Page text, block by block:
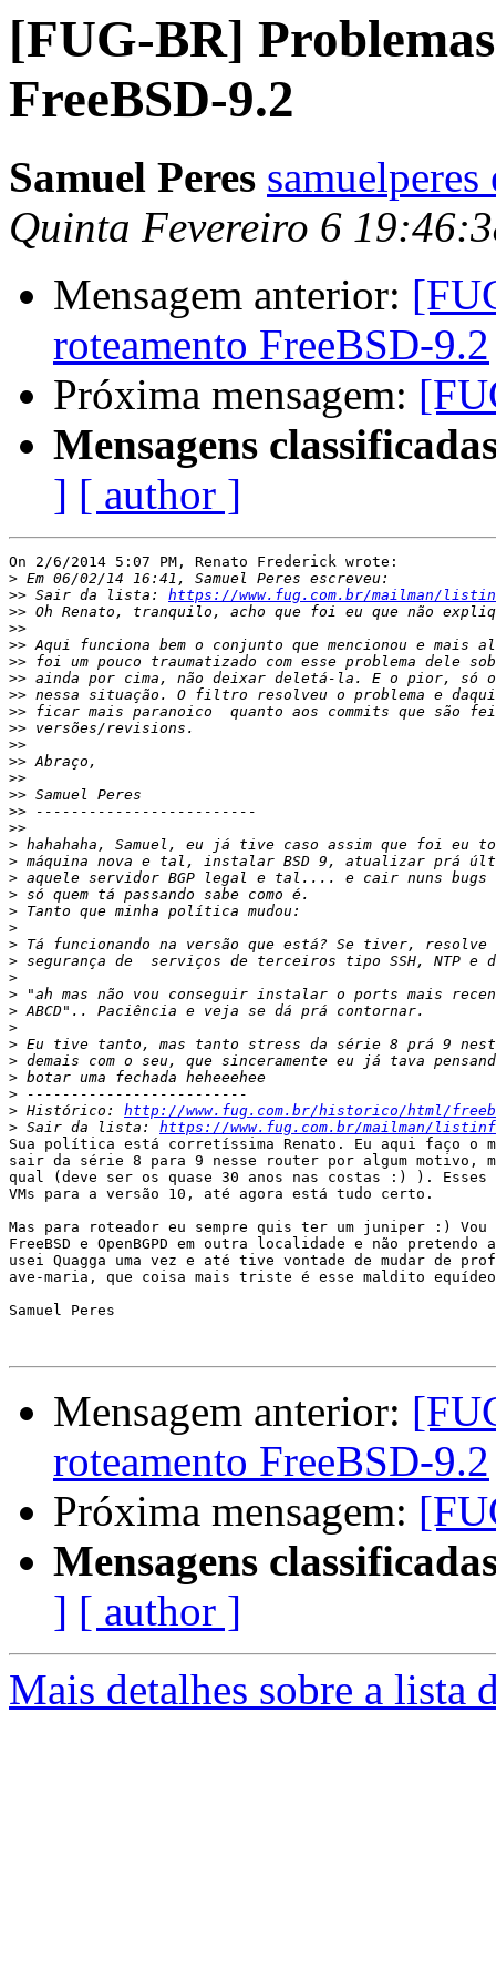
[FUG-BR]
FreeBSD-9.2
Samuel Peres
Quinta Fevereiro 6
Mensagem anterior:
roteamento FreeBSD-9.2
Próxima mensagem:
Mensagens
] [ author ]
On 2/6/2014 5:07 PM, Renato Frederick wrote:
>
>> Sair da lista: https://www.fug.com.br/mailman/
>>
>>
>>
>>
>>
>>
>>
>>
>>
>>
>>
>>
>>
>>
>
>
>
>
>
>
>
>
>
>
>
>
>
>
>
>
> Histórico: http://www.fug.com.br/historico/html/
> Sair da lista: https://www.fug.com.br/mailman/
Sua política está corretíssima Renato. Eu aqui faço o
sair da série 8 para 9 nesse router por algum motivo,
qual (deve ser os quase 30 anos nas costas :) ).
VMs para a versão 10, até agora está tudo certo.
Mas para roteador eu sempre quis ter um juniper :)
FreeBSD e OpenBGPD em outra localidade e não
usei Quagga uma vez e até tive vontade de mudar de
ave-maria, que coisa mais triste é esse maldito
Samuel Peres
Mensagem anterior:
roteamento FreeBSD-9.2
Próxima mensagem:
Mensagens
] [ author ]
Mais detalhes sobre a lista